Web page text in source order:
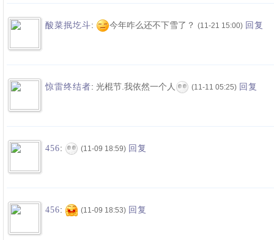
酸菜抿圪斗: 今年咋么还不下雪了？ (11-21 15:00) 回复
惊雷终结者: 光棍节.我依然一个人 (11-11 05:25) 回复
456: (11-09 18:59) 回复
456: (11-09 18:53) 回复